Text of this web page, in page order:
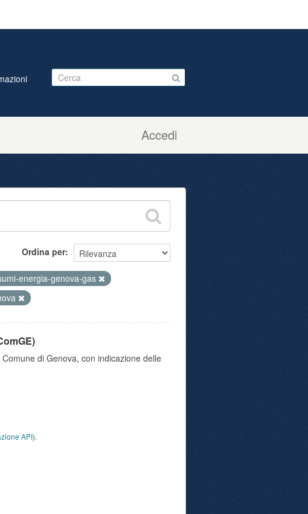
Accedi
Ordina per
energia-genova-gas
di Genova, con indicazione delle
API).